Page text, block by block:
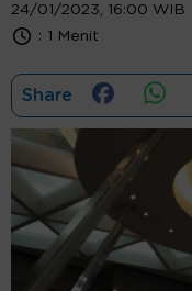
24/01/2023, 16:00 WIB
: 1 Menit
Share